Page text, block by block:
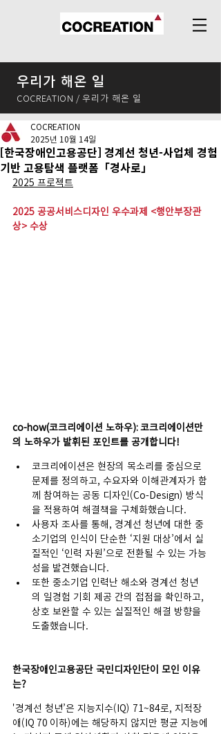
우리가 해온 일
COCREATION / 우리가 해온 일
[한국장애인고용공단] 경계선 청년-사업체 경험
기반 고용탐색 플랫폼「경사로」
COCREATION
2025년 10월 14일
2025 프로젝트
2025 공공서비스디자인 우수과제 <행안부장관
상> 수상
co-how(코크리에이션 노하우): 코크리에이션만
의 노하우가 발휘된 포인트를 공개합니다!
코크리에이션은 현장의 목소리를 중심으로
문제를 정의하고, 수요자와 이해관계자가 함
께 참여하는 공동 디자인(Co-Design) 방식
을 적용하여 해결책을 구체화했습니다.
사용자 조사를 통해, 경계선 청년에 대한 중
소기업의 인식이 단순한 ‘지원 대상’에서 실
질적인 ‘인력 자원’으로 전환될 수 있는 가능
성을 발견했습니다.
또한 중소기업 인력난 해소와 경계선 청년
의 일경험 기회 제공 간의 접점을 확인하고,
상호 보완할 수 있는 실질적인 해결 방향을
도출했습니다.
한국장애인고용공단 국민디자인단이 모인 이유
는?
'경계선 청년’은 지능지수(IQ) 71~84로, 지적장
애(IQ 70 이하)에는 해당하지 않지만 평균 지능에